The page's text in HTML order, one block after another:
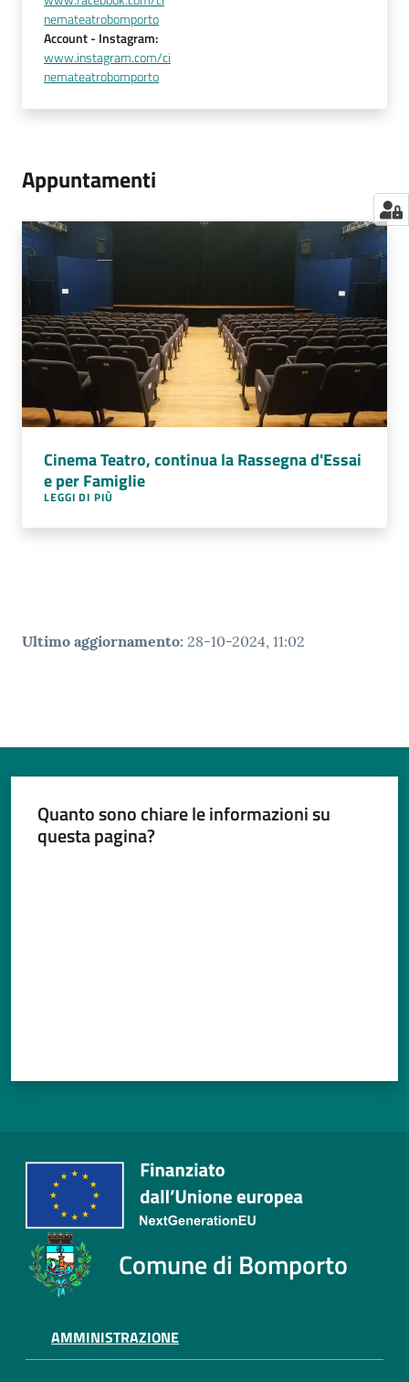
nemateatrobomporto
Account- Instagram:
www.instagram.com/ci
nemateatrobomporto
Appuntamenti
Cinema Teatro, continua la Rassegna d'Essai
e per Famiglie
LEGGI DI PIÙ
Ultimo aggiornamento: 28-10-2024, 11:02
Quanto sono chiare le informazioni su
questa pagina?
Comune di Bomporto
AMMINISTRAZIONE